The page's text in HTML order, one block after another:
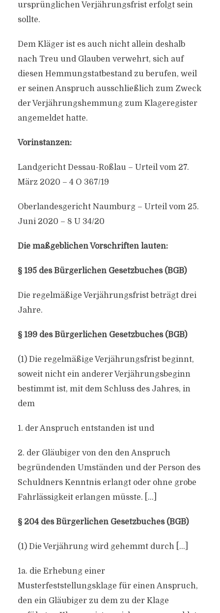
ursprünglichen Verjährungsfrist erfolgt sein
sollte.
Dem Kläger ist es auch nicht allein deshalb
nach Treu und Glauben verwehrt, sich auf
diesen Hemmungstatbestand zu berufen, weil
er seinen Anspruch ausschließlich zum Zweck
der Verjährungshemmung zum Klageregister
angemeldet hatte.
Vorinstanzen:
Landgericht Dessau-Roßlau – Urteil vom 27.
März 2020 – 4 O 367/19
Oberlandesgericht Naumburg – Urteil vom 25.
Juni 2020 – 8 U 34/20
Die maßgeblichen Vorschriften lauten:
§ 195 des Bürgerlichen Gesetzbuches (BGB)
Die regelmäßige Verjährungsfrist beträgt drei
Jahre.
§ 199 des Bürgerlichen Gesetzbuches (BGB)
(1) Die regelmäßige Verjährungsfrist beginnt,
soweit nicht ein anderer Verjährungsbeginn
bestimmt ist, mit dem Schluss des Jahres, in
dem
1. der Anspruch entstanden ist und
2. der Gläubiger von den den Anspruch
begründenden Umständen und der Person des
Schuldners Kenntnis erlangt oder ohne grobe
Fahrlässigkeit erlangen müsste. […]
§ 204 des Bürgerlichen Gesetzbuches (BGB)
(1) Die Verjährung wird gehemmt durch […]
1a. die Erhebung einer
Musterfeststellungsklage für einen Anspruch,
den ein Gläubiger zu dem zu der Klage